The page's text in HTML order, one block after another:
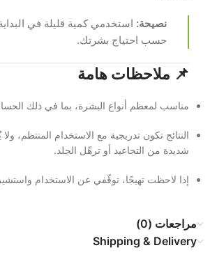
نصيحة: استخدمي كمية قليلة في البداية
حسب احتياج بشرتك.
📌 ملاحظات هامة
مناسب لمعظم أنواع البشرة، بما في ذلك
النتائج تكون تدريجية مع الاستخدام المنتظم، ولا
شديدة من التجاعيد أو ترهّل الجلد.
إذا لاحظت تهيجًا، توقّفي عن الاستخدام
مراجعات (0)
Shipping & Delivery